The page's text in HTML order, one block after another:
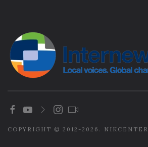
COPYRIGHT © 2012-2026. NIKCENTER